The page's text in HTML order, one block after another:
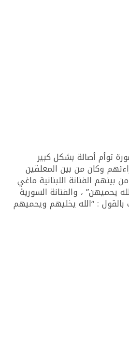
توأم أصالة بشكل كبير
وكان من بين المعلقين
بينهم الفنانة اللبنانية ماغي
يحميهن” ، والفنانة السورية
: “الله يخليهم ويحميهم